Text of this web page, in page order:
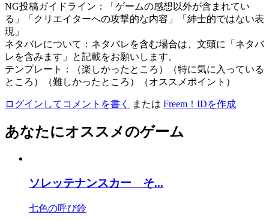
NG投稿ガイドライン：「ゲームの感想以外が含まれてい
る」「クリエイターへの攻撃的な内容」「紳士的ではない表
現」
ネタバレについて：ネタバレを含む場合は、文頭に「ネタバ
レを含みます」と記載をお願いします。
テンプレート：（楽しかったところ）（特に気に入っている
ところ）（難しかったところ）（オススメポイント）
ログインしてコメントを書く または Freem！IDを作成
あなたにオススメのゲーム
ソレッテナンスカー そ...
七色の呼び鈴